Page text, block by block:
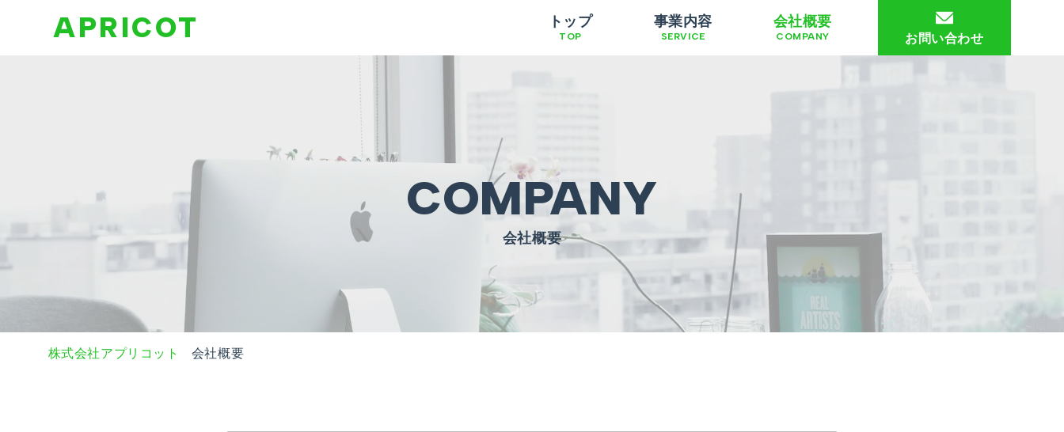
APRICOT トップ
TOP
事業内容
SERVICE
会社概要
COMPANY お問い合わせ
COMPANY
会社概要
株式会社アプリコット 会社概要